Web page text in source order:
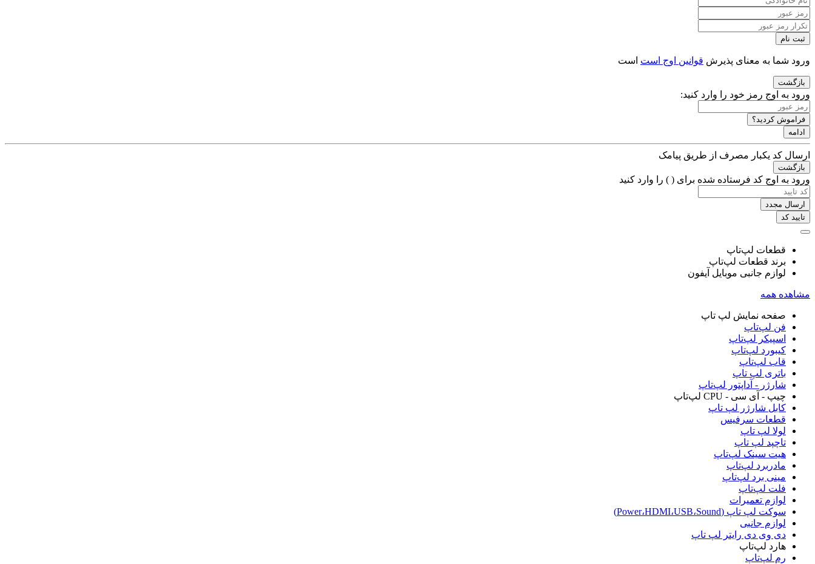
ثبت نام
ورود شما به معنای پذیرش قوانین اوج است است
بازگشت
ورود به اوج رمز خود را وارد کنید:
فراموش کردید؟
ادامه
ارسال کد یکبار مصرف از طریق پیامک
بازگشت
ورود به اوج کد فرستاده شده برای ( ) را وارد کنید
ارسال مجدد
تایید کد
قطعات لپ‌تاپ
برند قطعات لپ‌تاپ
لوازم جانبی موبایل آیفون
مشاهده همه
صفحه نمایش لپ‌ تاپ
فن لپ‌تاپ
اسپیکر لپ‌تاپ
کیبورد لپ‌تاپ
قاب لپ‌تاپ
باتری لپ‌ تاپ
شارژر - آداپتور لپ‌تاپ
چیپ - آی سی - CPU لپ‌تاپ
کابل شارژر لپ تاپ
قطعات سرفیس
لولا لپ‌ تاپ
تاچپد لپ تاپ
هیت سینک لپ‌تاپ
مادربرد لپ‌تاپ
مینی برد لپ‌تاپ
فلت لپ‌تاپ
لوازم تعمیرات
سوکت لپ تاپ (Power،HDMI،USB،Sound)
لوازم جانبی
دی وی دی رایتر لپ‌ تاپ
هارد لپ‌تاپ
رم لپ‌تاپ